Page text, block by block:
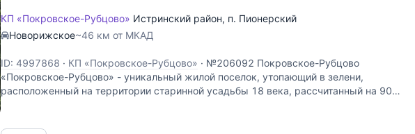
КП «Покровское-Рубцово» Истринский район, п. Пионерский
Новорижское~46 км от МКАД
ID: 4997868 · КП «Покровское-Рубцово» · №206092 Покровское-Рубцово
«Покровское-Рубцово» - уникальный жилой поселок, утопающий в зелени,
расположенный на территории старинной усадьбы 18 века, рассчитанный на 90